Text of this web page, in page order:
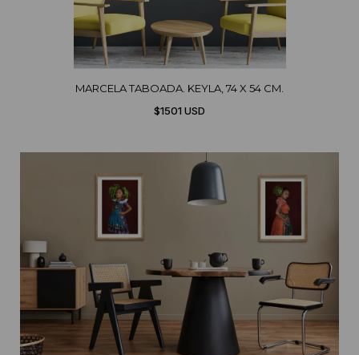
MARCELA TABOADA. KEYLA, 74 X 54 CM.
$1501 USD